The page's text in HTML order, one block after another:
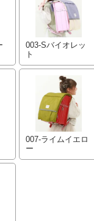
003-Sバイオレッ
ト
007-ライムイエロ
ー